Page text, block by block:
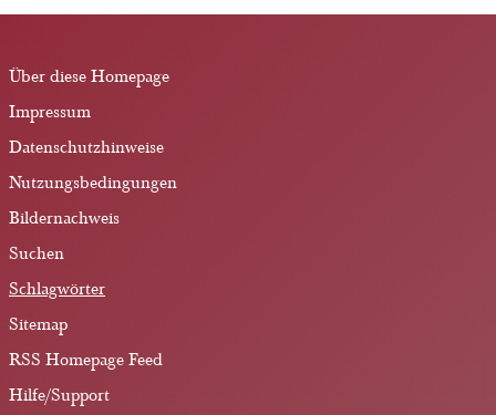
Über diese Homepage
Impressum
Datenschutzhinweise
Nutzungsbedingungen
Bildernachweis
Suchen
Schlagwörter
Sitemap
RSS Homepage Feed
Hilfe/Support